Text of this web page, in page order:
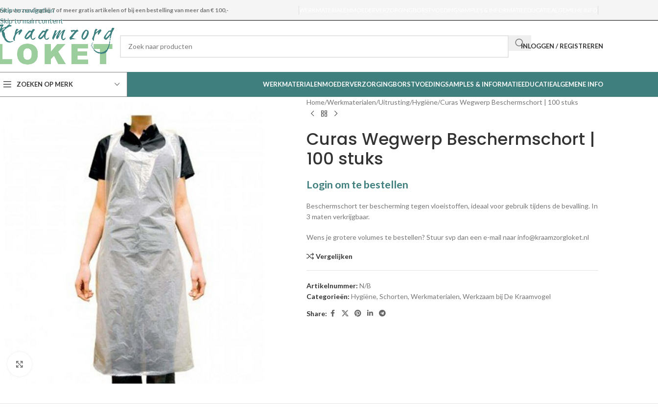
Skip to navigation
Skip to main content
verzending bij 7 of meer gratis artikelen of bij een bestelling van meer dan € 100,-
INLOGGEN / REGISTREREN
ZOEKEN OP MERK WERKMATERIALENMOEDERVERZORGINGBORSTVOEDINGSAMPLES & INFORMATIEEDUCATIEALGEMENE INFO
Home Werkmaterialen Uitrusting Hygiëne Curas Wegwerp Beschermschort | 100 stuks
Curas Wegwerp Beschermschort |
100 stuks
Login om te bestellen
Beschermschort ter bescherming tegen vloeistoffen, ideaal voor gebruik tijdens de bevalling. In
3 maten verkrijgbaar.
Wens je grotere volumes te bestellen? Stuur svp dan een e-mail naar info@kraamzorgloket.nl
Vergelijken
Artikelnummer: N/B
Categorieën: Hygiëne, Schorten, Werkmaterialen, Werkzaam bij De Kraamvogel
Share: